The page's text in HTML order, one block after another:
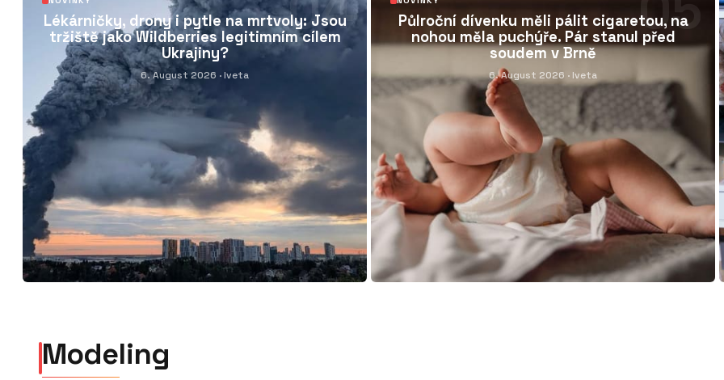
Lékárničky, drony i pytle na mrtvoly: Jsou
tržiště jako Wildberries legitimním cílem
Ukrajiny?
6. August 2026 · Iveta
Půlroční dívenku měli pálit cigaretou, na
nohou měla puchýře. Pár stanul před
soudem v Brně
6. August 2026 · Iveta
Modeling